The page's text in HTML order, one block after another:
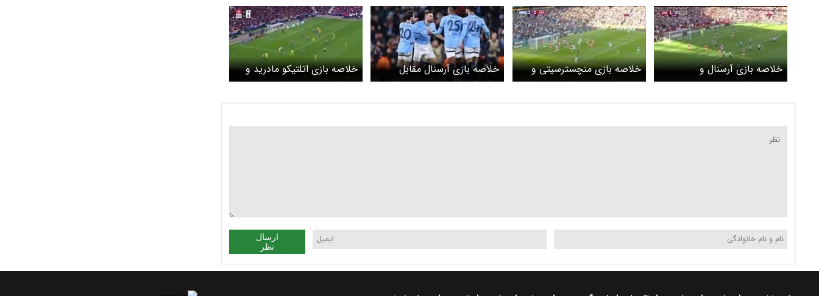
خلاصه بازی آرسنال و
نیوکاسل+ ویدئو
خلاصه بازی منچسترسیتی و
آرسنال+ ویدئو
خلاصه بازی آرسنال مقابل
منچسترسیتی را ببینید+ ویدئو
خلاصه بازی اتلتیکو مادرید و
ختافه+ ویدئو
ارسال
نظر